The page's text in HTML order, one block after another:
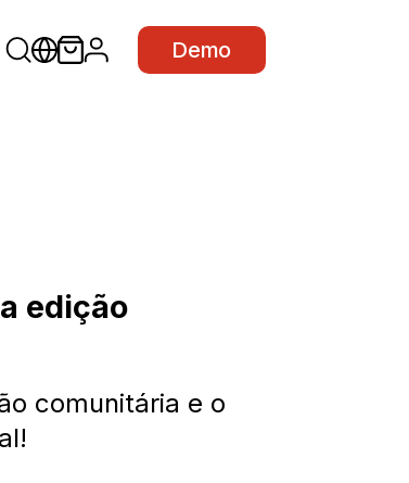
Demo
edição
comunitária e o